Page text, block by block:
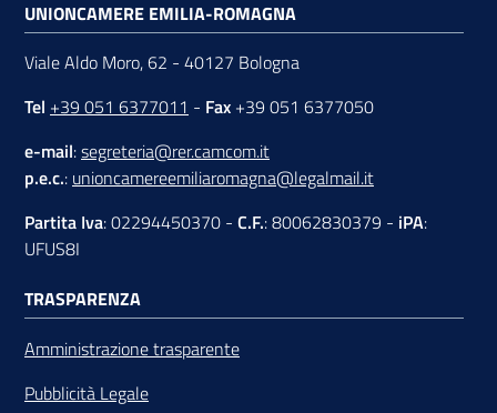
UNIONCAMERE EMILIA-ROMAGNA
Viale Aldo Moro, 62 - 40127 Bologna
Tel +39 051 6377011 - Fax +39 051 6377050
e-mail:segreteria@rer.camcom.it
p.e.c.: unioncamereemiliaromagna@legalmail.it
Partita Iva: 02294450370 - C.F.: 80062830379 - iPA:
UFUS8I
TRASPARENZA
Amministrazione trasparente
Pubblicità Legale